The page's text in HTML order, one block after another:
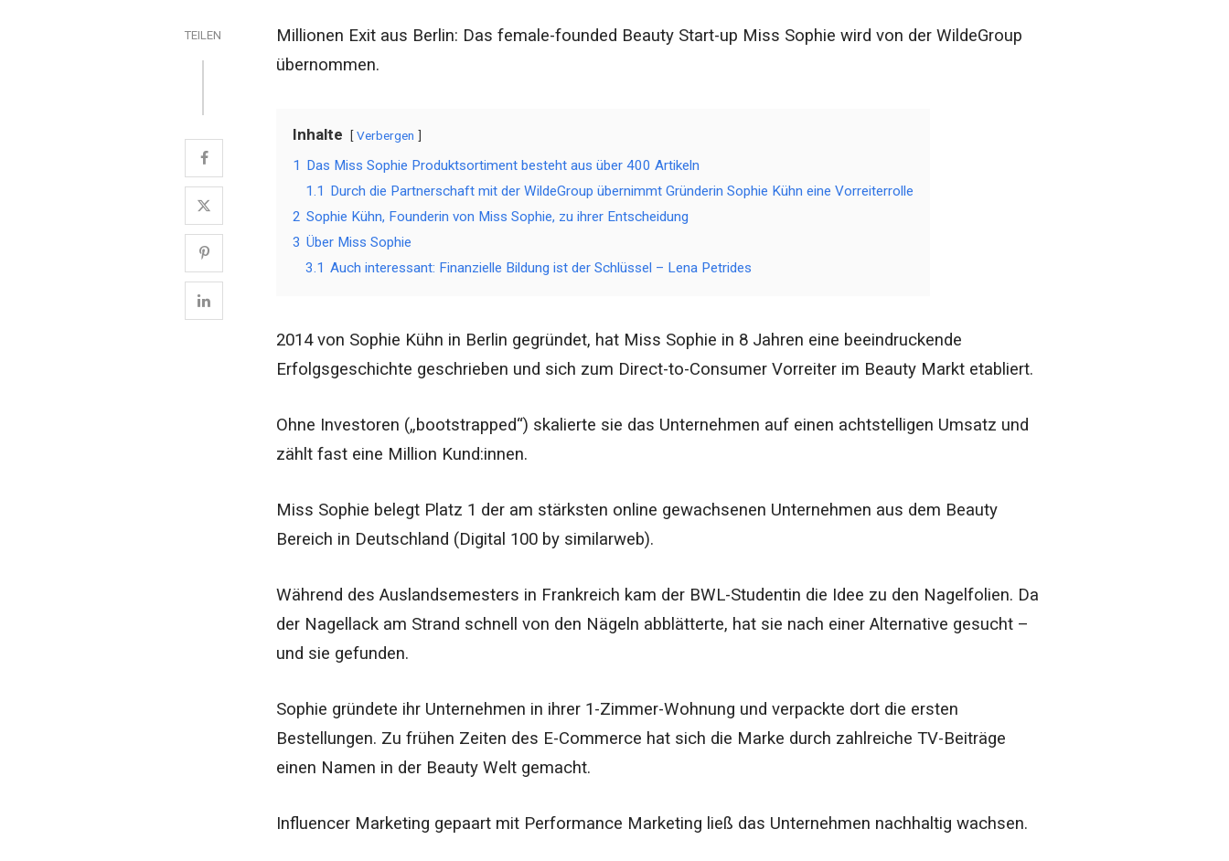
TEILEN
Millionen Exit aus Berlin: Das female-founded Beauty Start-up Miss Sophie wird von der WildeGroup
übernommen.
Inhalte Verbergen
1 Das Miss Sophie Produktsortiment besteht aus über 400 Artikeln
1.1 Durch die Partnerschaft mit der WildeGroup übernimmt Gründerin Sophie Kühn eine Vorreiterrolle
2 Sophie Kühn, Founderin von Miss Sophie, zu ihrer Entscheidung
3 Über Miss Sophie
3.1 Auch interessant: Finanzielle Bildung ist der Schlüssel – Lena Petrides
2014 von Sophie Kühn in Berlin gegründet, hat Miss Sophie in 8 Jahren eine beeindruckende
Erfolgsgeschichte geschrieben und sich zum Direct-to-Consumer Vorreiter im Beauty Markt etabliert.
Ohne Investoren („bootstrapped“) skalierte sie das Unternehmen auf einen achtstelligen Umsatz und
zählt fast eine Million Kund:innen.
Miss Sophie belegt Platz 1 der am stärksten online gewachsenen Unternehmen aus dem Beauty
Bereich in Deutschland (Digital 100 by similarweb).
Während des Auslandsemesters in Frankreich kam der BWL-Studentin die Idee zu den Nagelfolien. Da
der Nagellack am Strand schnell von den Nägeln abblätterte, hat sie nach einer Alternative gesucht –
und sie gefunden.
Sophie gründete ihr Unternehmen in ihrer 1-Zimmer-Wohnung und verpackte dort die ersten
Bestellungen. Zu frühen Zeiten des E-Commerce hat sich die Marke durch zahlreiche TV-Beiträge
einen Namen in der Beauty Welt gemacht.
Influencer Marketing gepaart mit Performance Marketing ließ das Unternehmen nachhaltig wachsen.